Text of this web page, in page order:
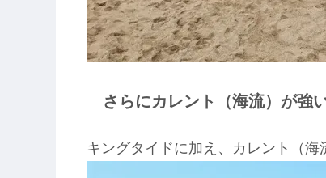
さらにカレント（海流）が強
キングタイドに加え、カレント（海